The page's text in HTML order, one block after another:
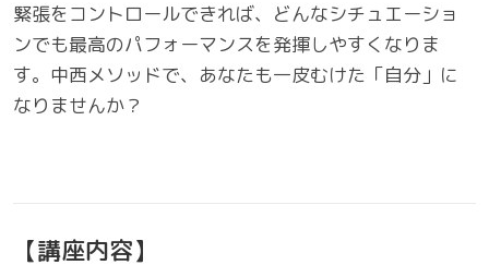
緊張をコントロールできれば、どんなシチュエーショ
ンでも最高のパフォーマンスを発揮しやすくなりま
す。中西メソッドで、あなたも一皮むけた「自分」に
なりませんか？
【講座内容】